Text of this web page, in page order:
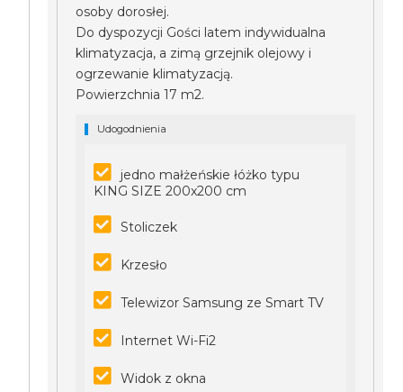
osoby dorosłej.
Do dyspozycji Gości latem indywidualna
klimatyzacja, a zimą grzejnik olejowy i
ogrzewanie klimatyzacją.
Powierzchnia 17 m2.
Udogodnienia
jedno małżeńskie łóżko typu
KING SIZE 200x200 cm
Stoliczek
Krzesło
Telewizor Samsung ze Smart TV
Internet Wi-Fi2
Widok z okna